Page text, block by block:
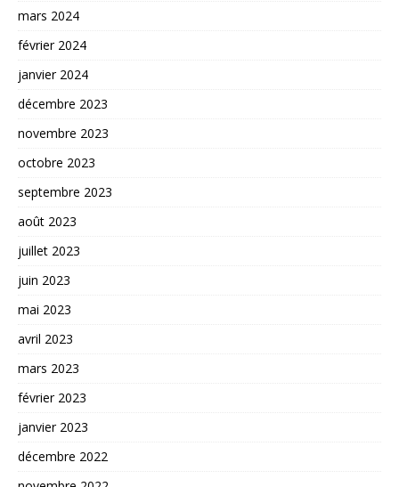
mars 2024
février 2024
janvier 2024
décembre 2023
novembre 2023
octobre 2023
septembre 2023
août 2023
juillet 2023
juin 2023
mai 2023
avril 2023
mars 2023
février 2023
janvier 2023
décembre 2022